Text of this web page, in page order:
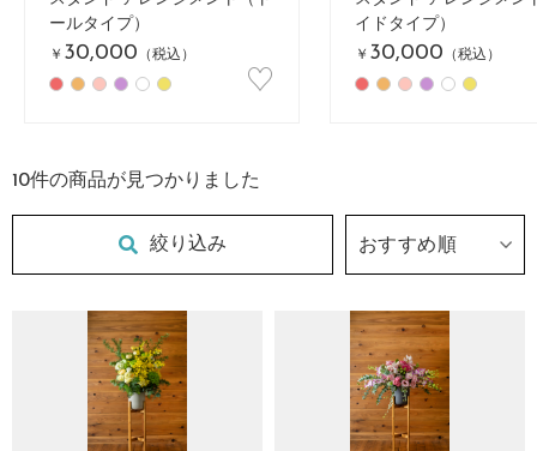
ールタイプ）
￥ 30,000 （税込）
♡
イドタイプ）
￥ 30,000 （税込）
10件の商品が見つかりました
絞り込み